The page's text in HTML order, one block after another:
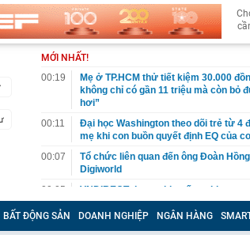
MỚI NHẤT!
00:19
Mẹ ở TP.HCM thử tiết kiệm 30.000
không chỉ có gần 11 triệu mà còn bỏ
hơi”
00:11
Đại học Washington theo dõi trẻ từ 4
mẹ khi con buồn quyết định EQ của
00:07
Tổ chức liên quan đến ông Đoàn
Digiworld
00:05
VNDIRECT đưa ra khuyến nghị quan
khoán
Doanh nghiệp Việt Nam có doanh
đăng ký vào nhóm 500 doanh nghiệp
BẤT ĐỘNG SẢN DOANH NGHIỆP NGÂN HÀNG